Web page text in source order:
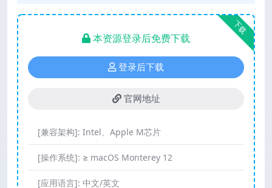
下载
本资源登录后免费下载
登录后下载
官网地址
[兼容架构]: Intel、Apple M芯片
[操作系统]: ≥ macOS Monterey 12
[应用语言]: 中文/英文